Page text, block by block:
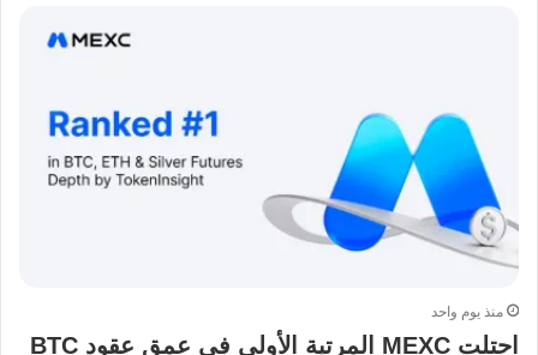
منذ يوم واحد
احتلت MEXC المرتبة الأولى في عمق عقود BTC